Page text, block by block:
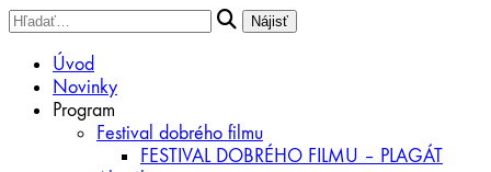
Úvod
Novinky
Program
Festival dobrého filmu
FESTIVAL DOBRÉHO FILMU – PLAGÁT